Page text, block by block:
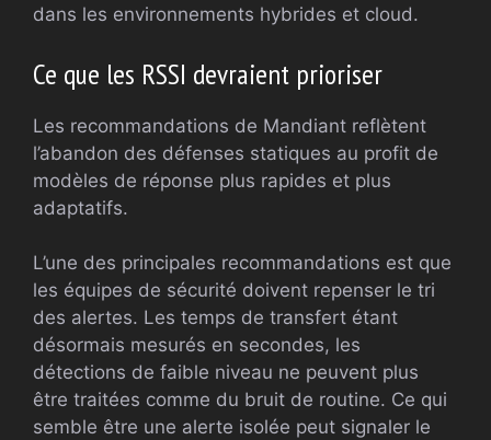
dans les environnements hybrides et cloud.
Ce que les RSSI devraient prioriser
Les recommandations de Mandiant reflètent
l’abandon des défenses statiques au profit de
modèles de réponse plus rapides et plus
adaptatifs.
L’une des principales recommandations est que
les équipes de sécurité doivent repenser le tri
des alertes. Les temps de transfert étant
désormais mesurés en secondes, les
détections de faible niveau ne peuvent plus
être traitées comme du bruit de routine. Ce qui
semble être une alerte isolée peut signaler le